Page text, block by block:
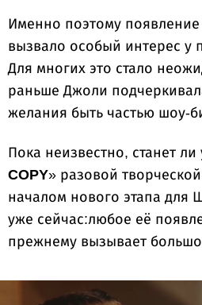
Именно поэтому
вызвало особый интерес у
Для многих это стало
раньше Джоли
желания быть частью шоу-
Пока неизвестно, станет ли
COPY» разовой
началом нового этапа для
уже сейчас:любое её
прежнему вызывает